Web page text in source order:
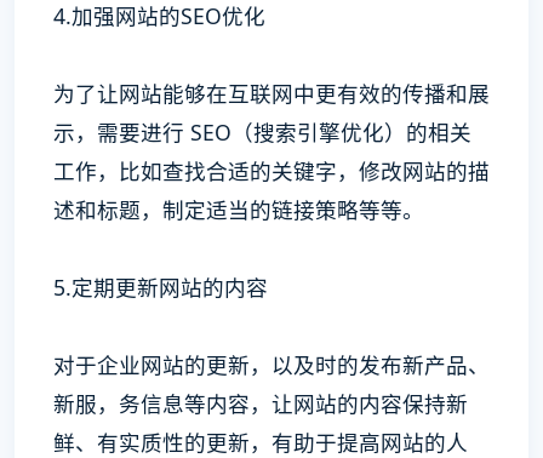
4.加强网站的SEO优化
为了让网站能够在互联网中更有效的传播和展
示，需要进行 SEO（搜索引擎优化）的相关
工作，比如查找合适的关键字，修改网站的描
述和标题，制定适当的链接策略等等。
5.定期更新网站的内容
对于企业网站的更新，以及时的发布新产品、
新服，务信息等内容，让网站的内容保持新
鲜、有实质性的更新，有助于提高网站的人